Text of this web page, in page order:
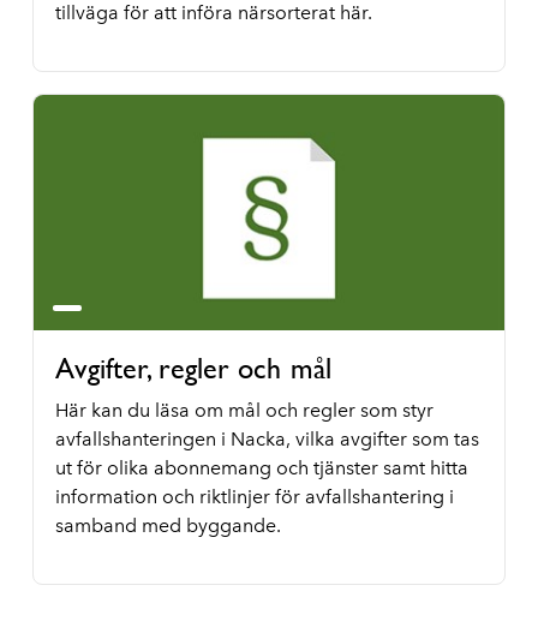
tillväga för att införa närsorterat här.
Avgifter, regler och mål
Här kan du läsa om mål och regler som styr
avfallshanteringen i Nacka, vilka avgifter som tas
ut för olika abonnemang och tjänster samt hitta
information och riktlinjer för avfallshantering i
samband med byggande.